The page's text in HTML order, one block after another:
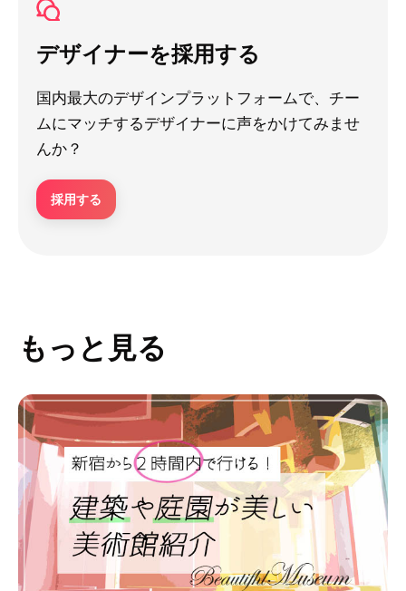
デザイナーを採用する
国内最大のデザインプラットフォームで、チー
ムにマッチするデザイナーに声をかけてみませ
んか？
採用する
もっと見る